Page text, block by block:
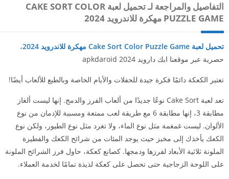
التفاصيل والمراجعة لـ تحميل لعبة CAKE SORT COLOR
PUZZLE GAME مهكرة للاندرويد 2024
تحميل لعبة Cake Sort Color Puzzle Game مهكرة للاندرويد 2024
،
حصرية عبر موقعنا ابك دارويد 2024 apkdaroid
تعتبر الكعكة دائمًا فكرة جيدة للحفلات والأيام الخاصة وبالطبع للألعاب أيضًا!
تعد لعبة Cake Sort نوعًا جديدًا من ألعاب الفرز والدمج. إنها ليست ألغاز
مطابقة 3، إنها مطابقة 6 مع طريقة لعب ممتعة ومسببة للإدمان من نوع
الألوان. ليست غمغمة مثل نوع الماء، ولا تغرد مثل نوع الطيور، ولكن نوع
الكعك يأخذك إلى مخبز حيث يوجد المئات من شرائح الكعك والفطيرة
الملونة ثلاثية الأبعاد لفرزها ودمجها. كصانع كعكة، حاول فرز الشرائح الملونة
على اللوحة الزجاجية حتى تحصل على كعكة لذيذة تمامًا لخدمة العملاء.